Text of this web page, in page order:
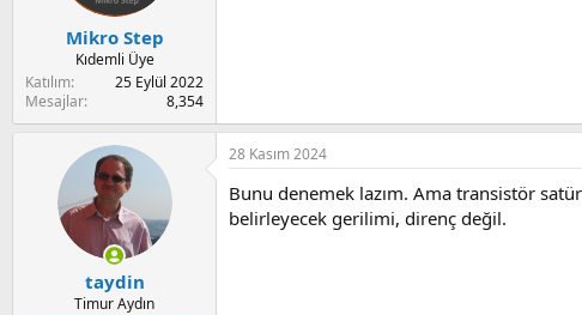
Mikro Step
Kıdemli Üye
Katılım
25 Eylül 2022
Mesajlar
8,354
taydin
Timur Aydın
28 Kasım 2024
Bunu denemek lazım. Ama transistör
belirleyecek gerilimi, direnç değil.